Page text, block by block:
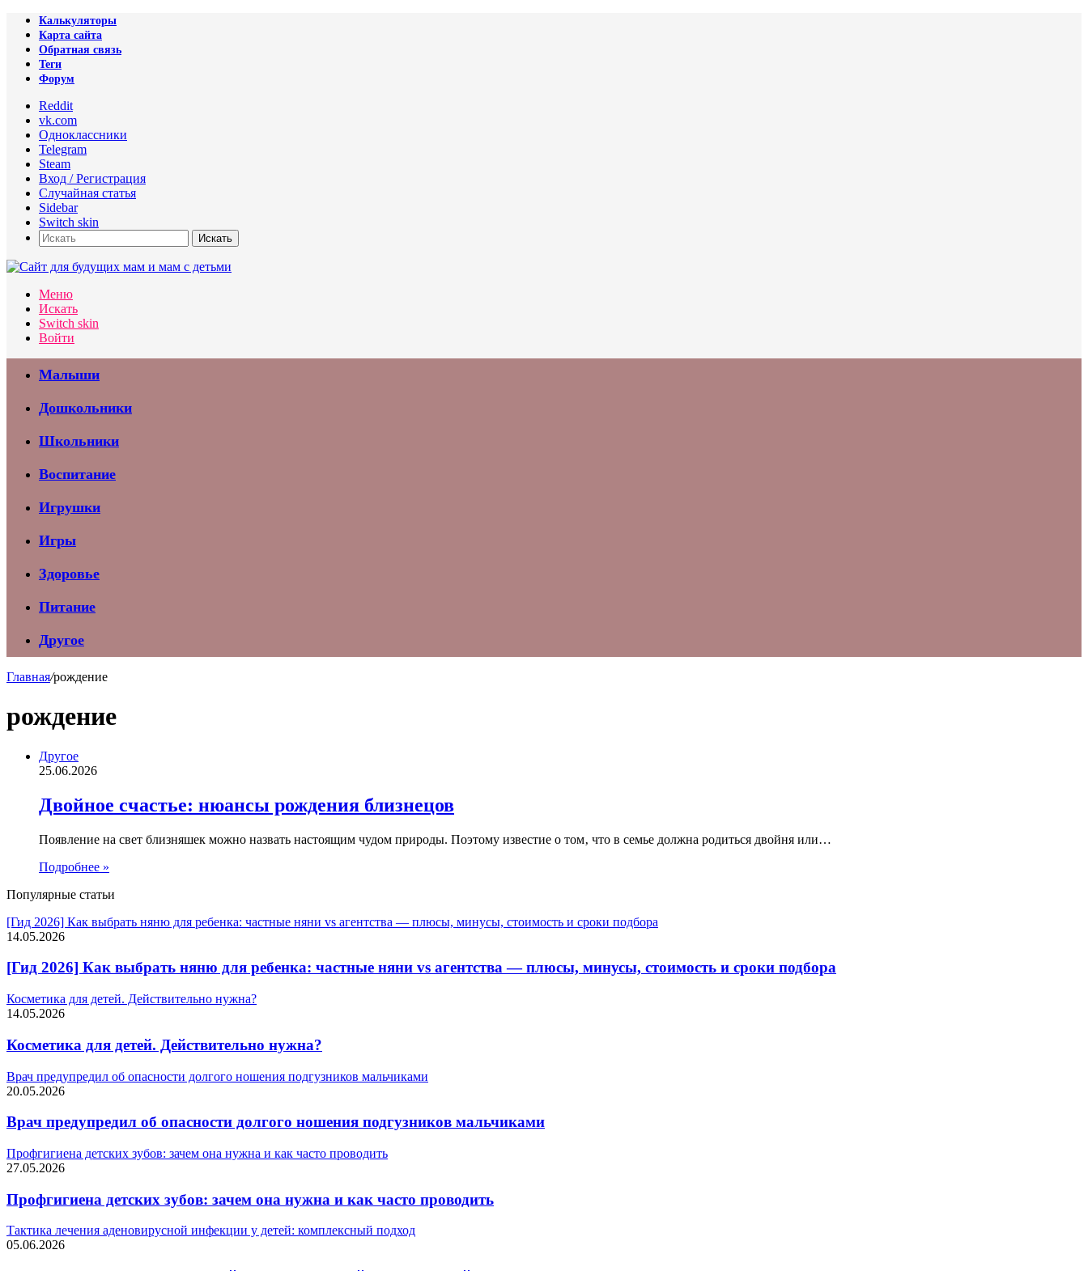
Калькуляторы
Карта сайта
Обратная связь
Теги
Форум
Reddit
vk.com
Одноклассники
Telegram
Steam
Вход / Регистрация
Случайная статья
Sidebar
Switch skin
Искать
Меню
Искать
Switch skin
Войти
Малыши
Дошкольники
Школьники
Воспитание
Игрушки
Игры
Здоровье
Питание
Другое
Главная/рождение
рождение
Другое
25.06.2026
Двойное счастье: нюансы рождения близнецов
Появление на свет близняшек можно назвать настоящим чудом природы. Поэтому известие о том‚ что в семье должна родиться двойня или…
Подробнее »
Популярные статьи
[Гид 2026] Как выбрать няню для ребенка: частные няни vs агентства — плюсы, минусы, стоимость и сроки подбора
14.05.2026
[Гид 2026] Как выбрать няню для ребенка: частные няни vs агентства — плюсы, минусы, стоимость и сроки подбора
Косметика для детей. Действительно нужна?
14.05.2026
Косметика для детей. Действительно нужна?
Врач предупредил об опасности долгого ношения подгузников мальчиками
20.05.2026
Врач предупредил об опасности долгого ношения подгузников мальчиками
Профгигиена детских зубов: зачем она нужна и как часто проводить
27.05.2026
Профгигиена детских зубов: зачем она нужна и как часто проводить
Тактика лечения аденовирусной инфекции у детей: комплексный подход
05.06.2026